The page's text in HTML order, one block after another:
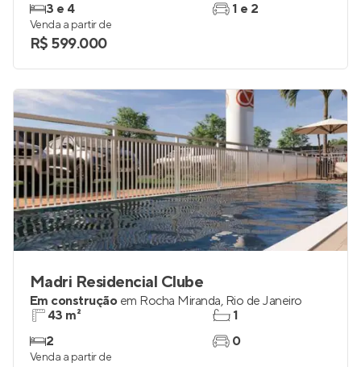
3 e 4
1 e 2
Venda a partir de
R$ 599.000
Madri Residencial Clube
Em construção em Rocha Miranda, Rio de Janeiro
43 m²
2
1
0
Venda a partir de